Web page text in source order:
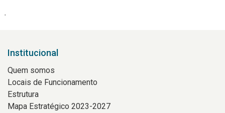
Institucional
Quem somos
Locais de Funcionamento
Estrutura
Mapa Estratégico 2023-2027